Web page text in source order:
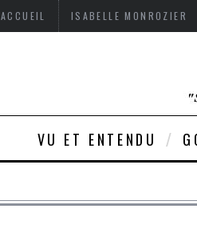
ACCUEIL ISABELLE MONROZIER
VU ET ENTENDU